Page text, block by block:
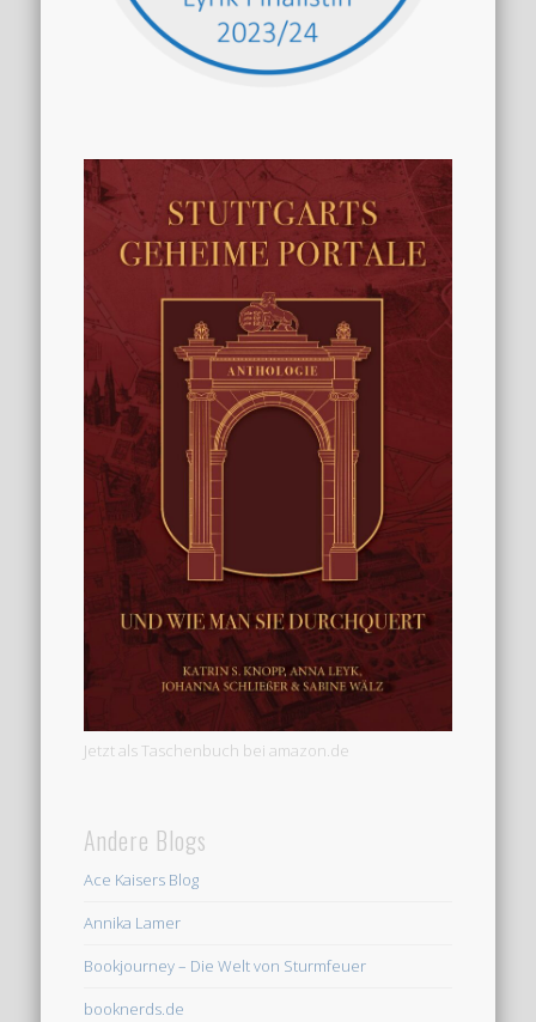
Jetzt als Taschenbuch bei amazon.de
Andere Blogs
Ace Kaisers Blog
Annika Lamer
Bookjourney – Die Welt von Sturmfeuer
booknerds.de